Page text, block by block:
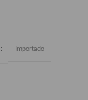
Importado